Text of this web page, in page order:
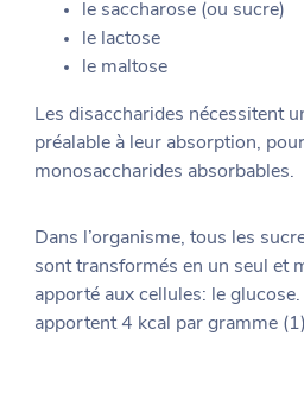
le saccharose (ou sucre)
le lactose
le maltose
Les disaccharides nécessitent
préalable à leur absorption,
monosaccharides absorbables.
Dans l’organisme, tous les
sont transformés en un seul et
apporté aux cellules: le
apportent 4 kcal par gramme